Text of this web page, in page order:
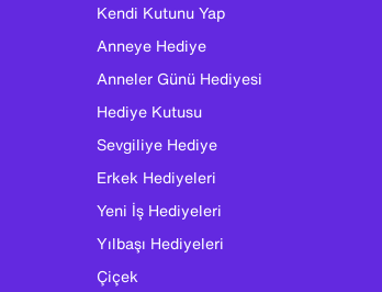
Kendi Kutunu Yap
Anneye Hediye
Anneler Günü Hediyesi
Hediye Kutusu
Sevgiliye Hediye
Erkek Hediyeleri
Yeni İş Hediyeleri
Yılbaşı Hediyeleri
Çiçek